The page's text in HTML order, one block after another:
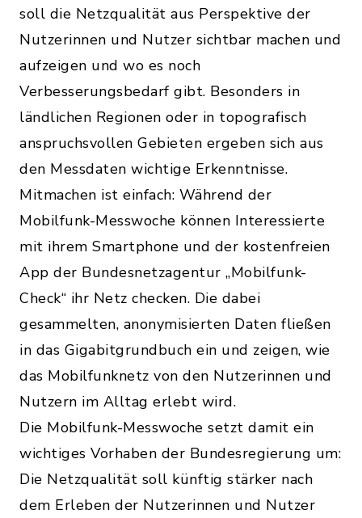
soll die Netzqualität aus Perspektive der
Nutzerinnen und Nutzer sichtbar machen und
aufzeigen und wo es noch
Verbesserungsbedarf gibt. Besonders in
ländlichen Regionen oder in topografisch
anspruchsvollen Gebieten ergeben sich aus
den Messdaten wichtige Erkenntnisse.
Mitmachen ist einfach: Während der
Mobilfunk-Messwoche können Interessierte
mit ihrem Smartphone und der kostenfreien
App der Bundesnetzagentur „Mobilfunk-
Check“ ihr Netz checken. Die dabei
gesammelten, anonymisierten Daten fließen
in das Gigabitgrundbuch ein und zeigen, wie
das Mobilfunknetz von den Nutzerinnen und
Nutzern im Alltag erlebt wird.
Die Mobilfunk-Messwoche setzt damit ein
wichtiges Vorhaben der Bundesregierung um:
Die Netzqualität soll künftig stärker nach
dem Erleben der Nutzerinnen und Nutzer